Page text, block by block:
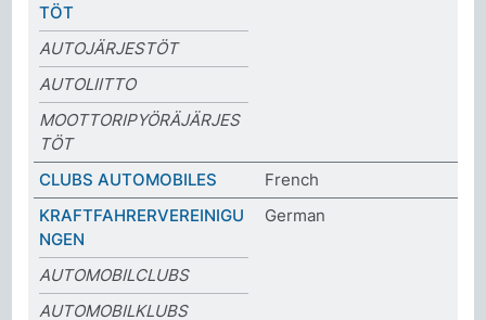
TÖT
AUTOJÄRJESTÖT
AUTOLIITTO
MOOTTORIPYÖRÄJÄRJES
TÖT
CLUBS AUTOMOBILES
French
KRAFTFAHRERVEREINIGU
NGEN
German
AUTOMOBILCLUBS
AUTOMOBILKLUBS